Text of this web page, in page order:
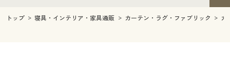
レディースファッション
インナー・下着通販すべて
メンズ
トップ 寝具・インテリア・家具通販 カーテン・ラグ・ファブリック カ